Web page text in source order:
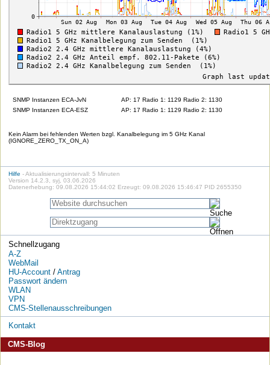
SNMP Instanzen ECA-JvN
AP: 17 Radio 1: 1129 Radio 2: 1130
SNMP Instanzen ECA-ESZ
AP: 17 Radio 1: 1129 Radio 2: 1130
Kein Alarm bei fehlenden Werten bzgl. Kanalbelegung im 5 GHz Kanal
(IGNORE_ZERO_TX_ON_A)
Hilfe - Aktualisierungsintervall: 5 Minuten
Version 14.2.3, syj, 03.06.2026
Datenerhebung: 09.08.2026 15:44:02 Erzeugt: 09.08.2026 15:46:47 PID 2655350
Schnellzugang
A-Z
WebMail
HU-Account/ Antrag
Passwort ändern
WLAN
VPN
CMS-Stellenausschreibungen
Kontakt
CMS-Blog